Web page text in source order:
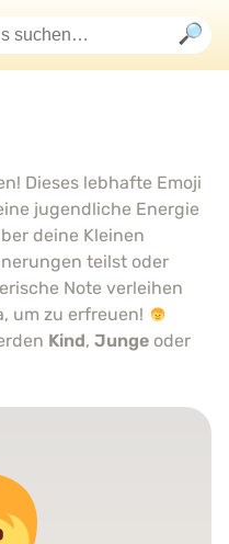
Dieses lebhafte Emoji
jugendliche Energie
deine Kleinen
teilst oder
Note verleihen
um zu erfreuen!
Kind, Junge oder